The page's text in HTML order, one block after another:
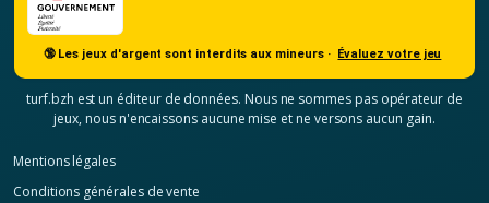
🔞 Les jeux d'argent sont interdits aux mineurs · Évaluez votre jeu
turf.bzh est un éditeur de données. Nous ne sommes pas opérateur de
jeux, nous n'encaissons aucune mise et ne versons aucun gain.
Mentions légales
Conditions générales de vente